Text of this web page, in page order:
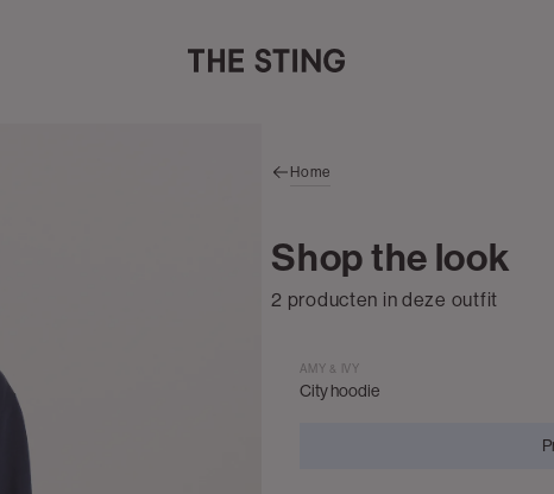
Home
Shop the look
2 producten in deze outfit
AMY & IVY
City hoodie